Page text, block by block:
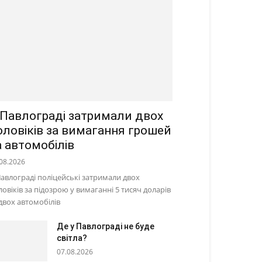
затримали двох
за вимагання грошей
автомобілів
поліцейські затримали двох
за підозрою у вимаганні 5 тисяч доларів
автомобілів
Де у Павлограді не буде
світла?
07.08.2026